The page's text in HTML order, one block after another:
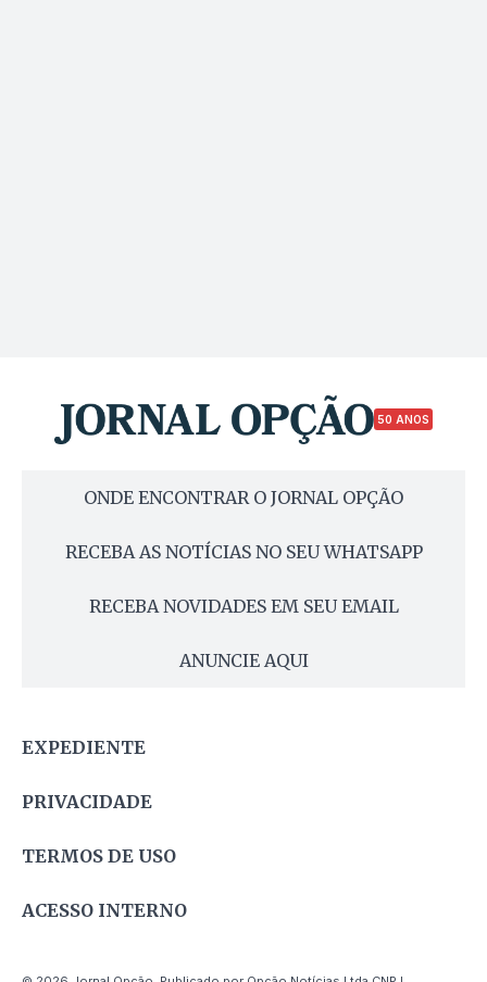
50 ANOS
ONDE ENCONTRAR O JORNAL OPÇÃO
RECEBA AS NOTÍCIAS NO SEU WHATSAPP
RECEBA NOVIDADES EM SEU EMAIL
ANUNCIE AQUI
EXPEDIENTE
PRIVACIDADE
TERMOS DE USO
ACESSO INTERNO